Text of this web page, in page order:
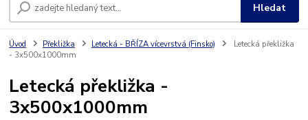
Hledat
Úvod Překližka Letecká - BŘÍZA vícevrstvá (Finsko)
Letecká překližka
- 3x500x1000mm
Letecká překližka -
3x500x1000mm